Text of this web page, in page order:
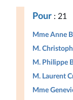
Pour : 21
Mme Anne
M.
M. Philippe
M. Laurent
Mme